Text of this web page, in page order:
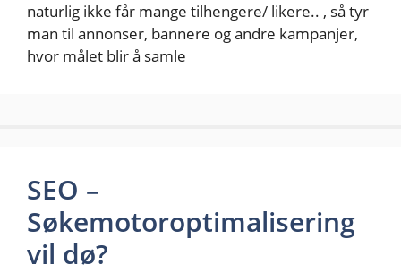
naturlig ikke får mange tilhengere/ likere.. , så tyr
man til annonser, bannere og andre kampanjer,
hvor målet blir å samle
SEO –
Søkemotoroptimalisering
vil dø?